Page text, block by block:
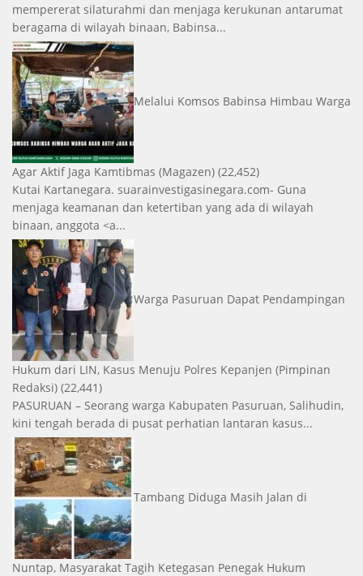
mempererat silaturahmi dan menjaga kerukunan antarumat
beragama di wilayah binaan, Babinsa...
Melalui Komsos Babinsa Himbau Warga
Agar Aktif Jaga Kamtibmas (Magazen) (22,452)
Kutai Kartanegara. suarainvestigasinegara.com- Guna
menjaga keamanan dan ketertiban yang ada di wilayah
binaan, anggota <a...
Warga Pasuruan Dapat Pendampingan
Hukum dari LIN, Kasus Menuju Polres Kepanjen (Pimpinan
Redaksi) (22,441)
PASURUAN – Seorang warga Kabupaten Pasuruan, Salihudin,
kini tengah berada di pusat perhatian lantaran kasus...
Tambang Diduga Masih Jalan di
Nuntap, Masyarakat Tagih Ketegasan Penegak Hukum